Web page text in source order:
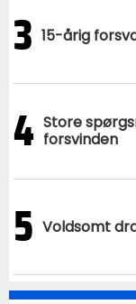
3 15-årig
4 Store
forsvinden
5 Voldsomt